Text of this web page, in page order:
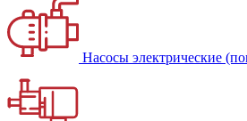
Насосы электрические